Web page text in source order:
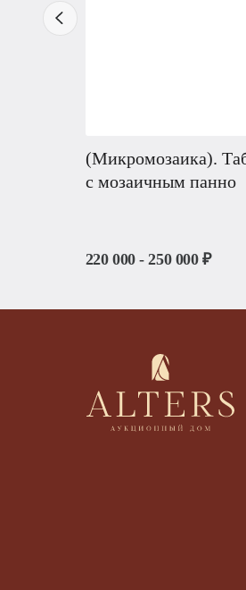
(Микромозаика).
с мозаичным панно
220 000 - 250 000 ₽